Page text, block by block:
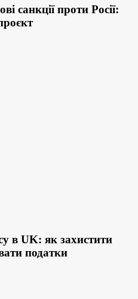
санкції проти Росії:
в UK: як захистити
податки